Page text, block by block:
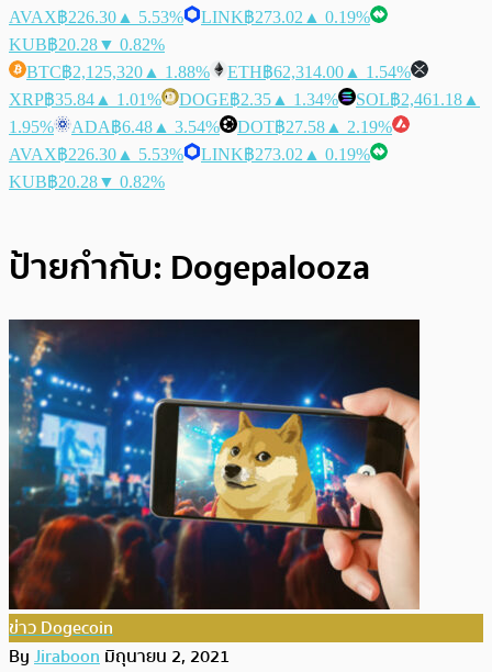
AVAX฿226.30 ▲ 5.53% LINK฿273.02 ▲ 0.19%
KUB฿20.28▼ 0.82%
BTC฿2,125,320 ▲ 1.88% ETH฿62,314.00 ▲ 1.54%
XRP฿35.84 ▲ 1.01% DOGE฿2.35 ▲ 1.34% SOL฿2,461.18 ▲
1.95%
ADA฿6.48 ▲ 3.54% DOT฿27.58 ▲ 2.19%
AVAX฿226.30 ▲ 5.53% LINK฿273.02 ▲ 0.19%
KUB฿20.28▼ 0.82%
ป้ายกำกับ: Dogepalooza
ข่าว Dogecoin
ByJiraboonมิถุนายน 2, 2021